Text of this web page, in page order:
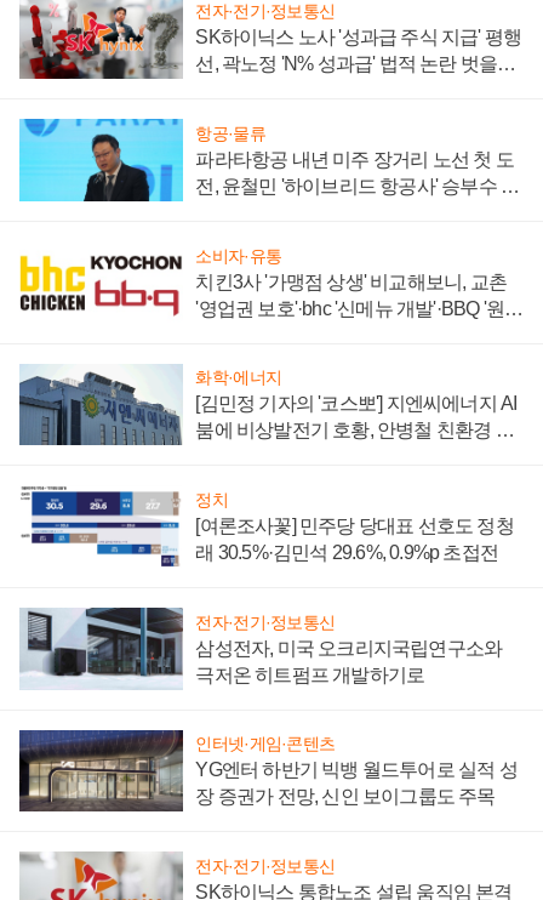
전자·전기·정보통신
SK하이닉스 노사 '성과급 주식 지급' 평행
선, 곽노정 'N% 성과급' 법적 논란 벗을지
항공·물류
파라타항공 내년 미주 장거리 노선 첫 도
전, 윤철민 '하이브리드 항공사' 승부수 통
소비자·유통
치킨3사 '가맹점 상생' 비교해보니, 교촌
'영업권 보호'·bhc '신메뉴 개발'·BBQ '원가
화학·에너지
[김민정 기자의 '코스뽀'] 지엔씨에너지 AI
붐에 비상발전기 호황, 안병철 친환경 에
정치
[여론조사꽃] 민주당 당대표 선호도 정청
래 30.5%·김민석 29.6%, 0.9%p 초접전
전자·전기·정보통신
삼성전자, 미국 오크리지국립연구소와
극저온 히트펌프 개발하기로
인터넷·게임·콘텐츠
YG엔터 하반기 빅뱅 월드투어로 실적 성
장 증권가 전망, 신인 보이그룹도 주목
전자·전기·정보통신
SK하이닉스 통합노조 설립 움직임 본격